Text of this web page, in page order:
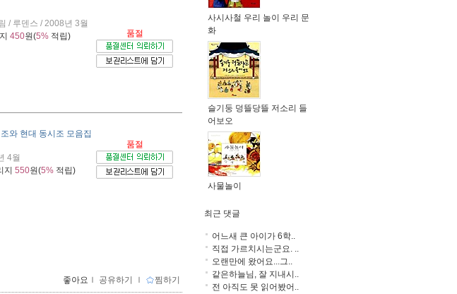
/ 루덴스 / 2008년 3월
450원(5% 적립)
품절
와 현대 동시조 모음집
4월
지 550원(5% 적립)
품절
좋아요 ｌ 공유하기 ｌ 찜하기
사시사철 우리 놀이 우리 문
화
슬기둥 덩뜰당뜰 저소리 들
어보오
사물놀이
최근 댓글
어느새 큰 아이가 6학..
직접 가르치시는군요. ..
오랜만에 왔어요...그..
같은하늘님, 잘 지내시..
전 아직도 못 읽어봤어..